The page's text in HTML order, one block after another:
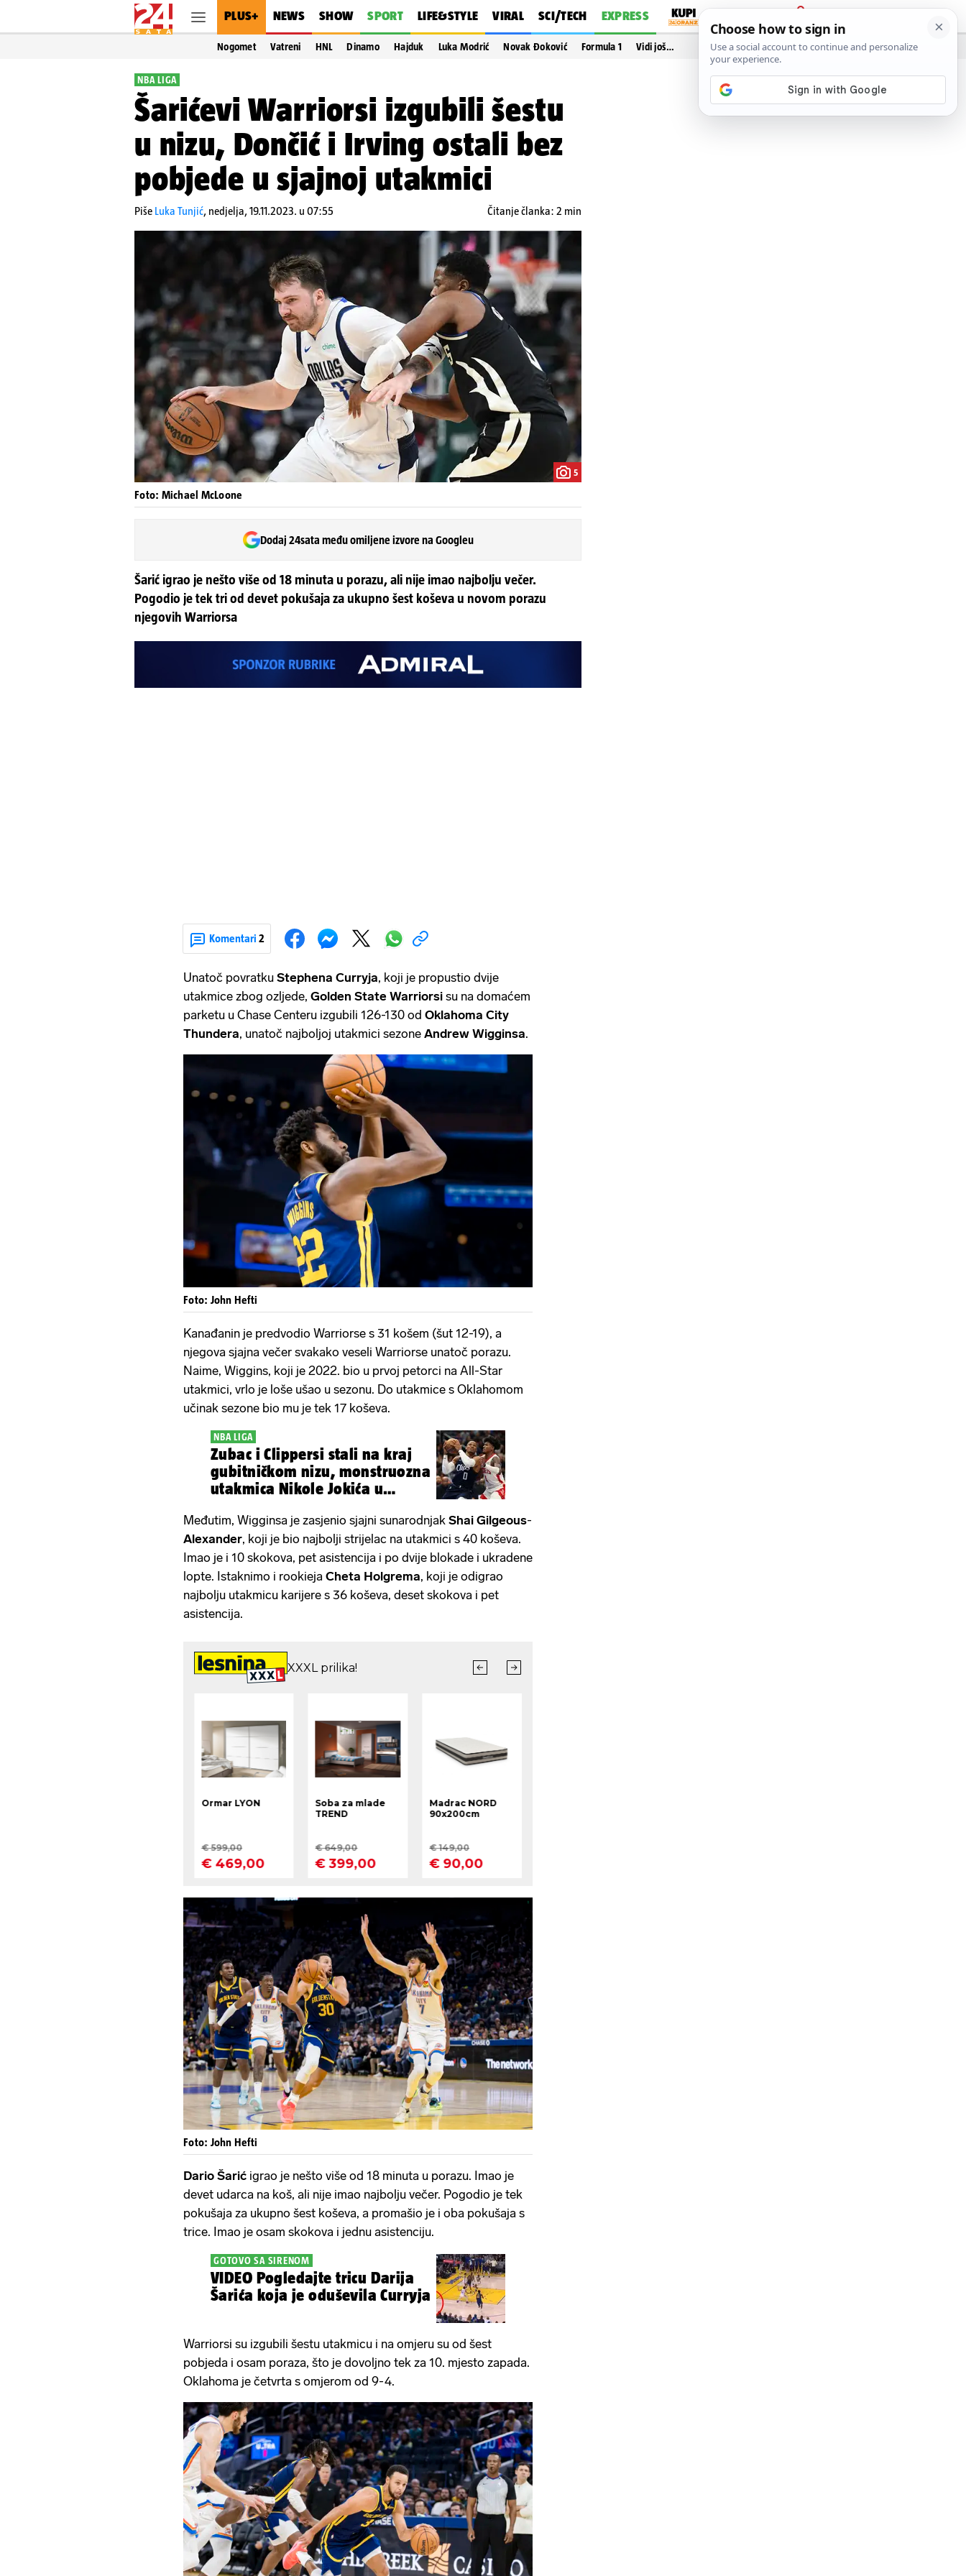
PLUS+ NEWS SHOW SPORT LIFE&STYLE VIRAL SCI/TECH EXPRESS
PRIJAVA
Nogomet Vatreni HNL Dinamo Hajduk Luka Modrić Novak Đoković Formula 1 Vidi još…
NBA LIGA
Šarićevi Warriorsi izgubili šestu
u nizu, Dončić i Irving ostali bez
pobjede u sjajnoj utakmici
Piše Luka Tunjić, nedjelja, 19.11.2023. u 07:55 Čitanje članka: 2 min
5
Foto: Michael McLoone
Dodaj 24sata među omiljene izvore na Googleu
Šarić igrao je nešto više od 18 minuta u porazu, ali nije imao najbolju večer.
Pogodio je tek tri od devet pokušaja za ukupno šest koševa u novom porazu
njegovih Warriorsa
Komentari 2
Unatoč povratku Stephena Curryja, koji je propustio dvije
utakmice zbog ozljede, Golden State Warriorsi su na domaćem
parketu u Chase Centeru izgubili 126-130 od Oklahoma City
Thundera, unatoč najboljoj utakmici sezone Andrew Wigginsa.
Foto: John Hefti
Kanađanin je predvodio Warriorse s 31 košem (šut 12-19), a
njegova sjajna večer svakako veseli Warriorse unatoč porazu.
Naime, Wiggins, koji je 2022. bio u prvoj petorci na All-Star
utakmici, vrlo je loše ušao u sezonu. Do utakmice s Oklahomom
učinak sezone bio mu je tek 17 koševa.
NBA LIGA
Zubac i Clippersi stali na kraj
gubitničkom nizu, monstruozna
utakmica Nikole Jokića u
Međutim, Wigginsa je zasjenio sjajni sunarodnjak Shai Gilgeous-
Alexander, koji je bio najbolji strijelac na utakmici s 40 koševa.
Imao je i 10 skokova, pet asistencija i po dvije blokade i ukradene
lopte. Istaknimo i rookieja Cheta Holgrema, koji je odigrao
najbolju utakmicu karijere s 36 koševa, deset skokova i pet
asistencija.
Foto: John Hefti
Dario Šarić igrao je nešto više od 18 minuta u porazu. Imao je
devet udarca na koš, ali nije imao najbolju večer. Pogodio je tek
pokušaja za ukupno šest koševa, a promašio je i oba pokušaja s
trice. Imao je osam skokova i jednu asistenciju.
GOTOVO SA SIRENOM
VIDEO Pogledajte tricu Darija
Šarića koja je oduševila Curryja
Warriorsi su izgubili šestu utakmicu i na omjeru su od šest
pobjeda i osam poraza, što je dovoljno tek za 10. mjesto zapada.
Oklahoma je četvrta s omjerom od 9-4.